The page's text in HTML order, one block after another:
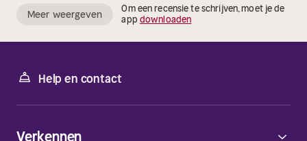
Meer weergeven
Om een recensie te schrijven, moet je de
app downloaden
Help en contact
Verkennen